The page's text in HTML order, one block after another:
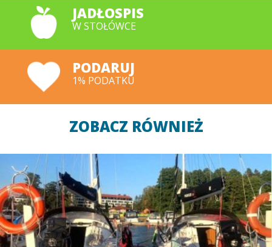
JADŁOSPIS
W STOŁÓWCE
PODARUJ
1% PODATKU
ZOBACZ RÓWNIEŻ